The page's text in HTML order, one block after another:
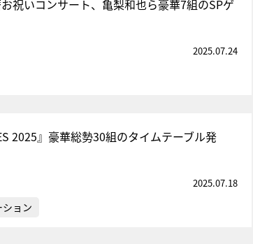
祝いコンサート、亀梨和也ら豪華7組のSPゲ
2025.07.24
2025』豪華総勢30組のタイムテーブル発
2025.07.18
ョン
『アイ＝ラブ！げーみんぐ』＝LOV